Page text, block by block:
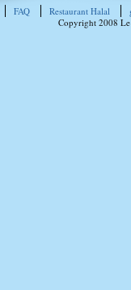
FAQ Restaurant Halal
Copyright 2008